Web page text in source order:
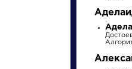
ДЛЯ